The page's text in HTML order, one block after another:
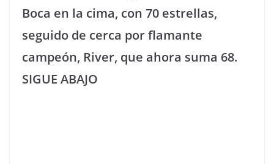
Boca en la cima, con 70 estrellas,
seguido de cerca por flamante
campeón, River, que ahora suma 68.
SIGUE ABAJO